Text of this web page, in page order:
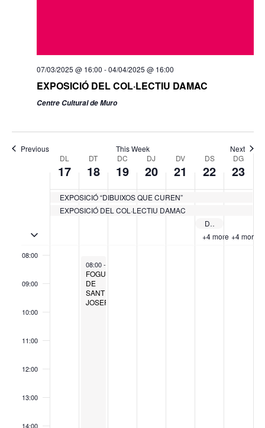
07/03/2025 @ 16:00 -04/04/2025 @ 16:00
EXPOSICIÓ DEL COL·LECTIU DAMAC
Centre Cultural de Muro
Previous This Week Next
Esdeveniments
DL
17
DT
18
DC
19
DJ
20
DV
21
DS
22
DG
23
Toggle multiday esdeveniments
EXPOSICIÓ “DIBUIXOS QUE CUREN”
EXPOSICIÓ DEL COL·LECTIU DAMAC
Dia del Junior
+4 more +4 more
01:00
02:00
08:00
09:00
10:00
11:00
12:00
13:00
14:00
17,
2025
on
this
day.
18,
2025
March 18, 2025
08:00-
FOGUERES
DE
SANT
JOSEP
19,
2025
on
this
day.
20,
2025
on
this
21,
2025
on
this
22, 23,